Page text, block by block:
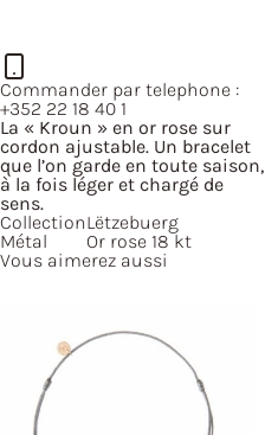
Commander par telephone :
+352 22 18 40 1
La « Kroun » en or rose sur
cordon ajustable. Un bracelet
que l’on garde en toute saison,
à la fois léger et chargé de
sens.
CollectionLëtzebuerg
Métal
Or rose 18 kt
Vous aimerez aussi